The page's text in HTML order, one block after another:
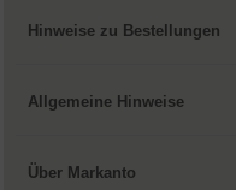
Hinweise zu Bestellungen
Allgemeine Hinweise
Über Markanto